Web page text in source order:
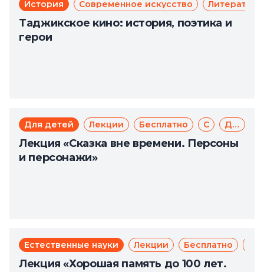
История Современное искусство Литература
Таджикское кино: история, поэтика и
герои
Для детей Лекции Бесплатно Сказка Доступная среда
Лекция «Сказка вне времени. Персоны
и персонажи»
Естественные науки Лекции Бесплатно
Лекция «Хорошая память до 100 лет.